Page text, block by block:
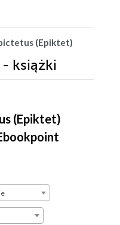
(Epiktet)
książki
(Epiktet)